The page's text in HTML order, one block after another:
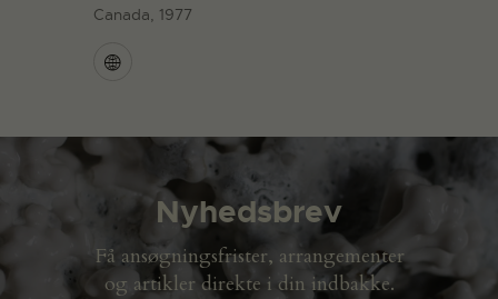
ENGLISH
Canada, 1977
Nyhedsbrev
Få ansøgningsfrister, arrangementer
og artikler direkte i din indbakke.